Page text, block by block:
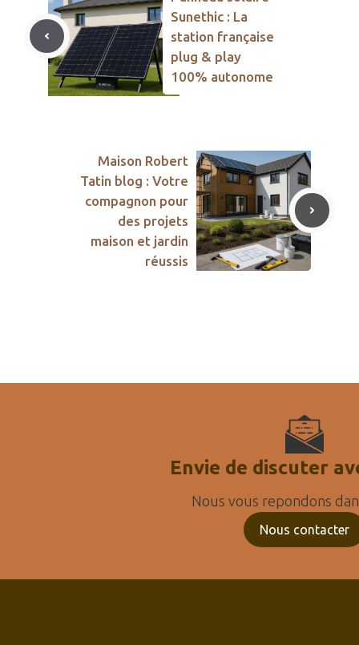
Sunethic : La
station française
plug & play
100% autonome
Maison Robert
Tatin blog : Votre
compagnon pour
des projets
maison et jardin
réussis
Envie de discuter
Nous vous repondons
Nous contacter